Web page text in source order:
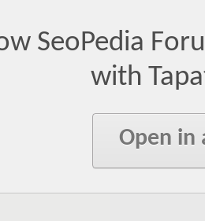
SeoPedia
with
Open in